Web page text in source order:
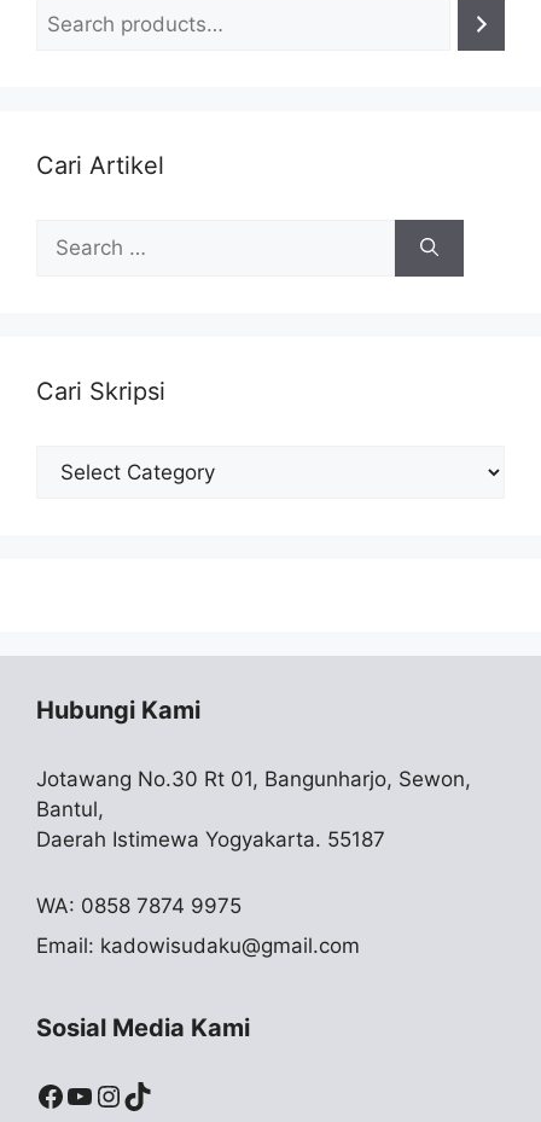
Cari Artikel
for:
Cari Skripsi
Cari
Skripsi
Hubungi Kami
Jotawang No.30 Rt 01, Bangunharjo, Sewon,
Bantul,
Daerah Istimewa Yogyakarta. 55187
WA: 0858 7874 9975
Email: kadowisudaku@gmail.com
Sosial Media Kami
Facebook
YouTube
Instagram
TikTok